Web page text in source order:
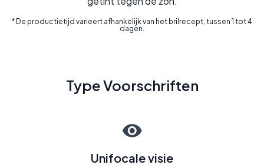
* De productietijd varieert afhankelijk van het brilrecept, tussen 1 tot 4
dagen.
Type Voorschriften
Unifocale visie